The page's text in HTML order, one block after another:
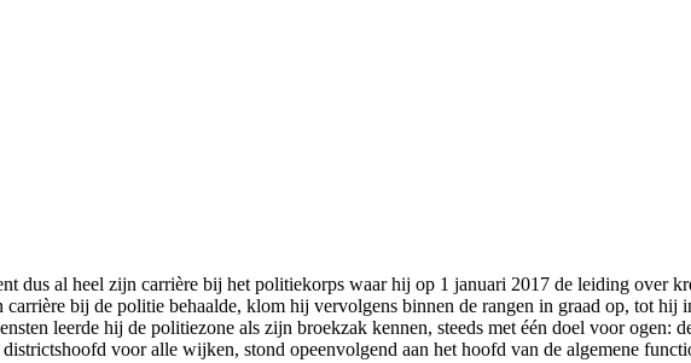
dus al heel zijn carrière bij het politiekorps waar hij op 1 januari 2017 de leiding over
bij de politie behaalde, klom hij vervolgens binnen de rangen in graad op, tot hij
leerde hij de politiezone als zijn broekzak kennen, steeds met één doel voor ogen:
voor alle wijken, stond opeenvolgend aan het hoofd van de algemene